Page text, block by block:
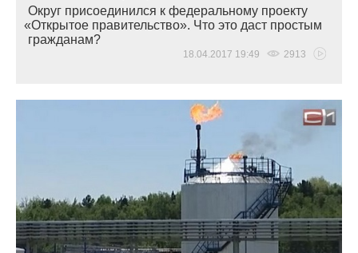
Округ присоединился к федеральному проекту
«Открытое правительство». Что это даст простым
гражданам?
18.04.2017 19:49 2913